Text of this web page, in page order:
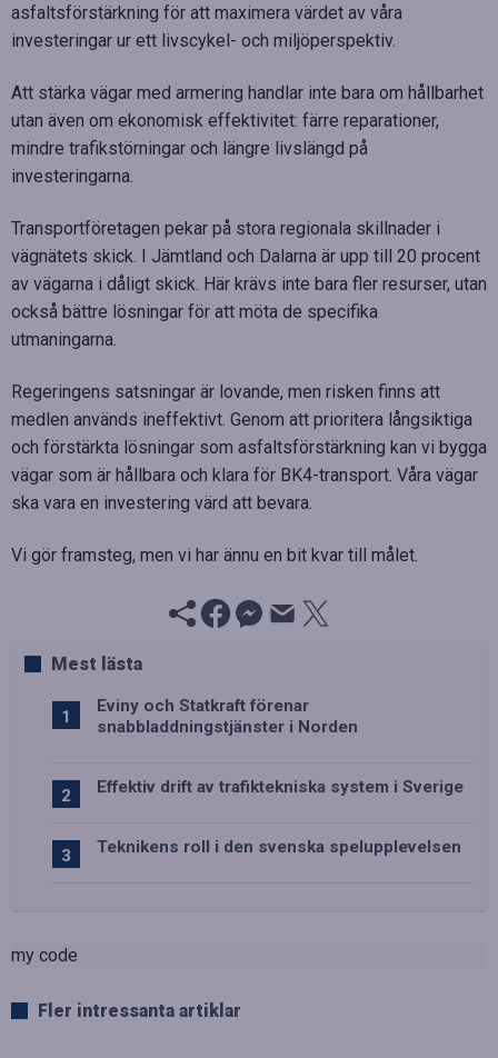
asfaltsförstärkning för att maximera värdet av våra
investeringar ur ett livscykel- och miljöperspektiv.
Att stärka vägar med armering handlar inte bara om hållbarhet
utan även om ekonomisk effektivitet: färre reparationer,
mindre trafikstörningar och längre livslängd på
investeringarna.
Transportföretagen pekar på stora regionala skillnader i
vägnätets skick. I Jämtland och Dalarna är upp till 20 procent
av vägarna i dåligt skick. Här krävs inte bara fler resurser, utan
också bättre lösningar för att möta de specifika
utmaningarna.
Regeringens satsningar är lovande, men risken finns att
medlen används ineffektivt. Genom att prioritera långsiktiga
och förstärkta lösningar som asfaltsförstärkning kan vi bygga
vägar som är hållbara och klara för BK4-transport. Våra vägar
ska vara en investering värd att bevara.
Vi gör framsteg, men vi har ännu en bit kvar till målet.
Mest lästa
Eviny och Statkraft förenar
snabbladdningstjänster i Norden
Effektiv drift av trafiktekniska system i Sverige
Teknikens roll i den svenska spelupplevelsen
my code
Fler intressanta artiklar